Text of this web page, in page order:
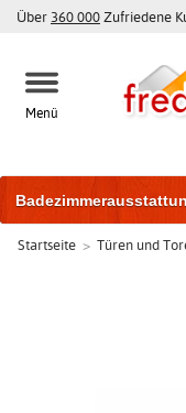
Über 360 000 Zufriedene
Menü
Gartenhäuser und
Startseite > Türen und